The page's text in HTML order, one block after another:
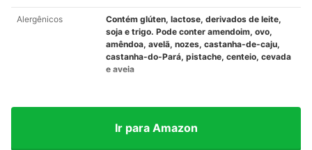
Alergênicos
Contém glúten, lactose, derivados de leite,
soja e trigo. Pode conter amendoim, ovo,
amêndoa, avelã, nozes, castanha-de-caju,
castanha-do-Pará, pistache, centeio, cevada
e aveia
Ir para Amazon